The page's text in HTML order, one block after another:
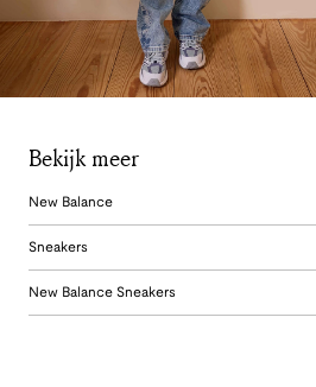
Bekijk meer
New Balance
Sneakers
New Balance Sneakers